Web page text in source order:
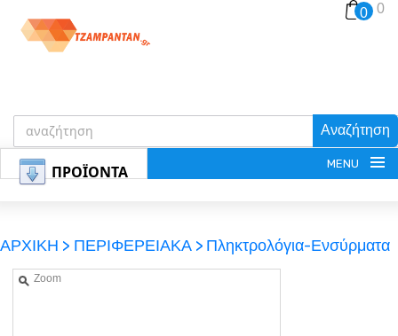
Αναζήτηση
0 0
ΠΡΟΪΟΝΤΑ MENU
ΑΡΧΙΚΗ > ΠΕΡΙΦΕΡΕΙΑΚΑ > Πληκτρολόγια-Ενσύρματα
Zoom